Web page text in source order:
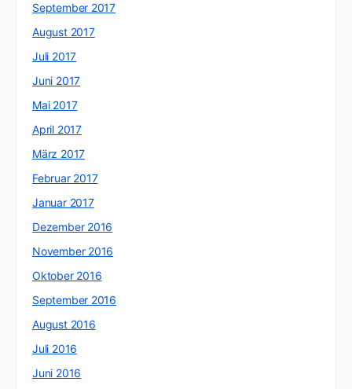
September 2017
August 2017
Juli 2017
Juni 2017
Mai 2017
April 2017
März 2017
Februar 2017
Januar 2017
Dezember 2016
November 2016
Oktober 2016
September 2016
August 2016
Juli 2016
Juni 2016